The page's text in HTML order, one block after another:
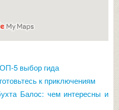
5 выбор гида
к приключениям
Балос: чем интересны и